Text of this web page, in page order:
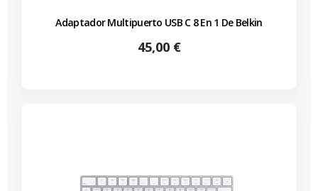
Adaptador Multipuerto USB C 8 En 1 De Belkin
Precio
45,00 €